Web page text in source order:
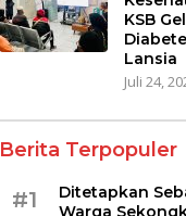
KSB
Lansia
Juli 24,
Berita Terpopuler
#1
Ditetapkan
Warga